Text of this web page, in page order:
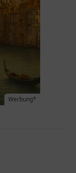
Werbung*